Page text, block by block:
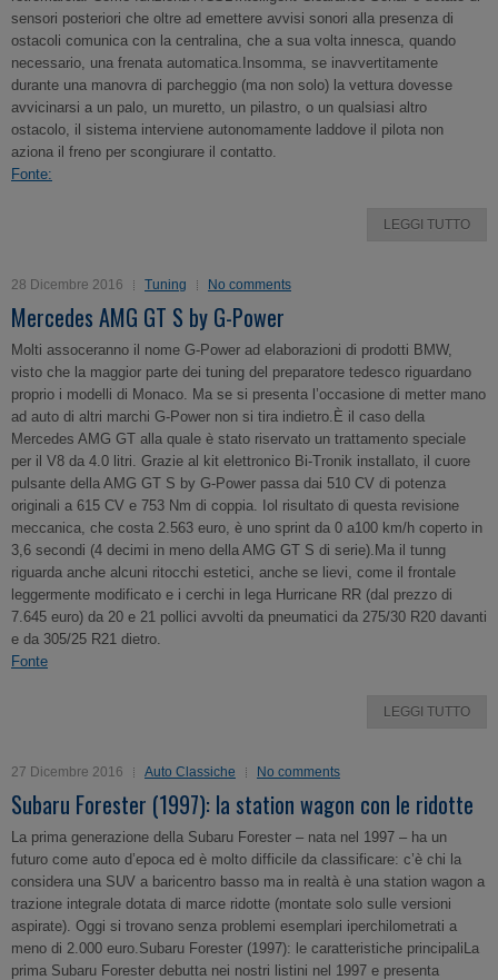
sensori posteriori che oltre ad emettere avvisi sonori alla presenza di
ostacoli comunica con la centralina, che a sua volta innesca, quando
necessario, una frenata automatica.Insomma, se inavvertitamente
durante una manovra di parcheggio (ma non solo) la vettura dovesse
avvicinarsi a un palo, un muretto, un pilastro, o un qualsiasi altro
ostacolo, il sistema interviene autonomamente laddove il pilota non
aziona il freno per scongiurare il contatto.
Fonte:
LEGGI TUTTO
28 Dicembre 2016 Tuning No comments
Mercedes AMG GT S by G-Power
Molti assoceranno il nome G-Power ad elaborazioni di prodotti BMW,
visto che la maggior parte dei tuning del preparatore tedesco riguardano
proprio i modelli di Monaco. Ma se si presenta l’occasione di metter mano
ad auto di altri marchi G-Power non si tira indietro.È il caso della
Mercedes AMG GT alla quale è stato riservato un trattamento speciale
per il V8 da 4.0 litri. Grazie al kit elettronico Bi-Tronik installato, il cuore
pulsante della AMG GT S by G-Power passa dai 510 CV di potenza
originali a 615 CV e 753 Nm di coppia. Iol risultato di questa revisione
meccanica, che costa 2.563 euro, è uno sprint da 0 a100 km/h coperto in
3,6 secondi (4 decimi in meno della AMG GT S di serie).Ma il tunng
riguarda anche alcuni ritocchi estetici, anche se lievi, come il frontale
leggermente modificato e i cerchi in lega Hurricane RR (dal prezzo di
7.645 euro) da 20 e 21 pollici avvolti da pneumatici da 275/30 R20 davanti
e da 305/25 R21 dietro.
Fonte
LEGGI TUTTO
27 Dicembre 2016 Auto Classiche No comments
Subaru Forester (1997): la station wagon con le ridotte
La prima generazione della Subaru Forester – nata nel 1997 – ha un
futuro come auto d’epoca ed è molto difficile da classificare: c’è chi la
considera una SUV a baricentro basso ma in realtà è una station wagon a
trazione integrale dotata di marce ridotte (montate solo sulle versioni
aspirate). Oggi si trovano senza problemi esemplari iperchilometrati a
meno di 2.000 euro.Subaru Forester (1997): le caratteristiche principaliLa
prima Subaru Forester debutta nei nostri listini nel 1997 e presenta